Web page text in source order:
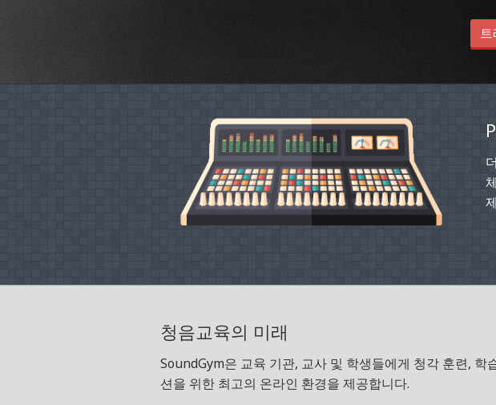
청음교육의 미래
SoundGym은 교육 기관, 교사 및 학생들에게 청각 훈련, 학
션을 위한 최고의 온라인 환경을 제공합니다.